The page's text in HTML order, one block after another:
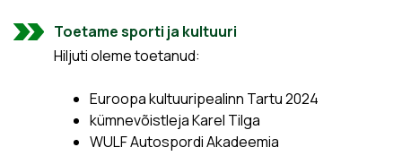
Toetame sporti ja kultuuri
Hiljuti oleme toetanud:
Euroopa kultuuripealinn Tartu 2024
kümnevõistleja Karel Tilga
WULF Autospordi Akadeemia